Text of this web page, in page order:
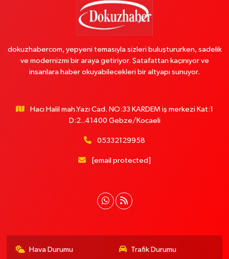
dokuzhabercom, yepyeni temasıyla sizleri buluştururken, sadelik
ve modernizmi bir araya getiriyor. Şatafattan kaçınıyor ve
insanlara haber okuyabilecekleri bir altyapı sunuyor.
Hacı Halil mah.Yazı Cad. NO:33 KARDEM iş merkezi Kat:1
D:2..41400 Gebze/Kocaeli
05332129958
[email protected]
Hava Durumu Trafik Durumu